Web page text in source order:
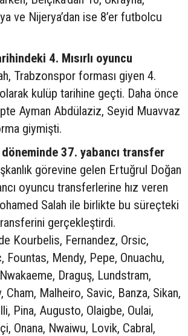
ve Nijerya’dan ise 8’er futbolcu
4. Mısırlı oyuncu
Trabzonspor forması giyen 4.
kulüp tarihine geçti. Daha önce
Ayman Abdülaziz, Seyid Muavvaz
giymişti.
37. yabancı transfer
görevine gelen Ertuğrul Doğan
oyuncu transferlerine hız veren
Salah ile birlikte bu süreçteki
gerçekleştirdi.
Kourbelis, Fernandez, Orsic,
Fountas, Mendy, Pepe, Onuachu,
Draguş, Lundstram,
Cham, Malheiro, Savic, Banza, Sikan,
Pina, Augusto, Olaigbe, Oulai,
Onana, Nwaiwu, Lovik, Cabral,